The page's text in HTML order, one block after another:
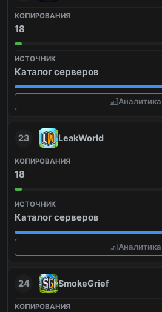
18
Каталог серверов
Аналитика
23 LeakWorld
18
Каталог серверов
Аналитика
24 SmokeGrief